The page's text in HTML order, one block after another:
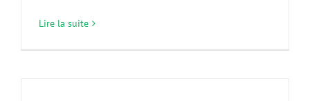
Lire la suite